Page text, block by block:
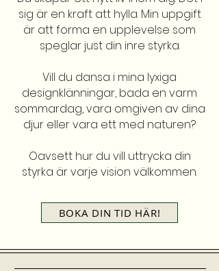
sig är en kraft att hylla. Min uppgift
är att forma en upplevelse som
speglar just din inre styrka.
Vill du dansa i mina lyxiga
designklänningar, bada en varm
sommardag, vara omgiven av dina
djur eller vara ett med naturen?
Oavsett hur du vill uttrycka din
styrka är varje vision välkommen.
BOKA DIN TID HÄR!